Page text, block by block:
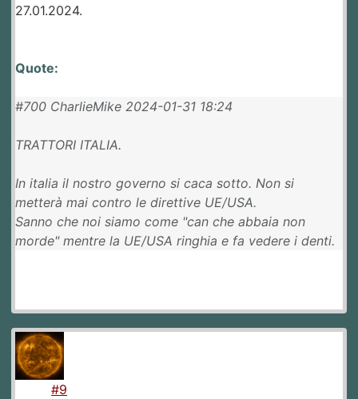
27.01.2024.
Quote:
#700 CharlieMike 2024-01-31 18:24
TRATTORI ITALIA.
In italia il nostro governo si caca sotto. Non si
metterà mai contro le direttive UE/USA.
Sanno che noi siamo come "can che abbaia non
morde" mentre la UE/USA ringhia e fa vedere i denti.
#9